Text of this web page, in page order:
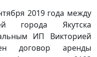
2019 года между
города Якутска
ИП Викторией
договор аренды